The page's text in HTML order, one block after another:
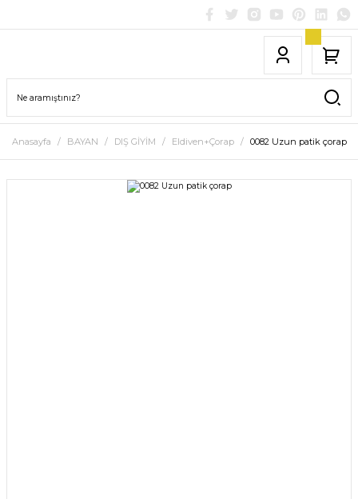
Anasayfa BAYAN DIŞ GİYİM Eldiven+Çorap 0082 Uzun patik çorap